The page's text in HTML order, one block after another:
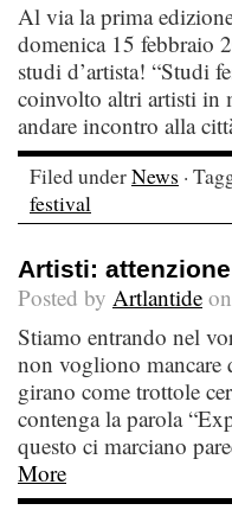
Al via la prima
domenica 15 febbraio
studi d’artista! “Studi
coinvolto altri artisti in
andare incontro alla
Filed underNews ·
festival
Artisti:
Posted by Artlantide
Stiamo entrando nel
non vogliono mancare
girano come trottole
contenga la parola
questo ci marciano
More